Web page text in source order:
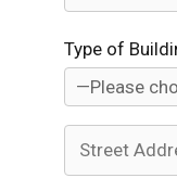
Type of